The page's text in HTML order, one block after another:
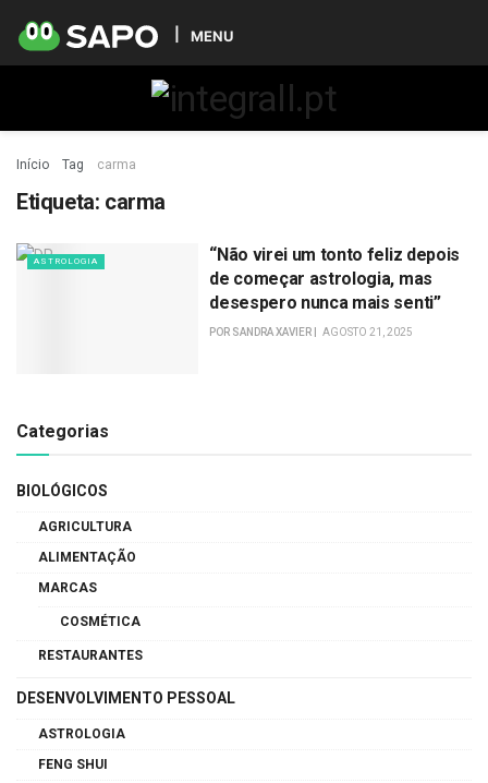
MENU
Início Tag carma
Etiqueta: carma
ASTROLOGIA
“Não virei um tonto feliz depois
de começar astrologia, mas
desespero nunca mais senti”
POR SANDRA XAVIER AGOSTO 21, 2025
Categorias
BIOLÓGICOS
AGRICULTURA
ALIMENTAÇÃO
MARCAS
COSMÉTICA
RESTAURANTES
DESENVOLVIMENTO PESSOAL
ASTROLOGIA
FENG SHUI